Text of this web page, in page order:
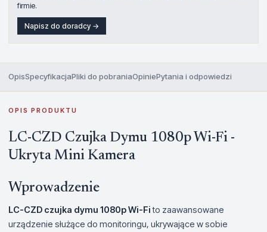
firmie.
Napisz do doradcy →
OpisSpecyfikacjaPliki do pobraniaOpiniePytania i odpowiedzi
OPIS PRODUKTU
LC-CZD Czujka Dymu 1080p Wi-Fi -
Ukryta Mini Kamera
Wprowadzenie
LC-CZD czujka dymu 1080p Wi-Fito zaawansowane
urządzenie służące do monitoringu, ukrywające w sobie